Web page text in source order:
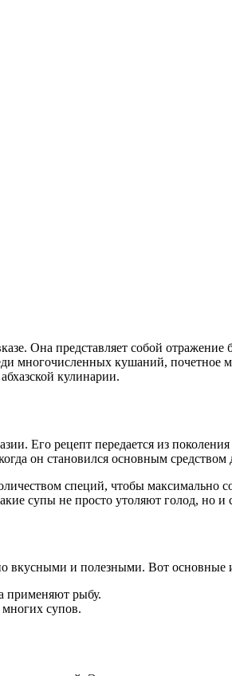
Она представляет собой отражение
многочисленных кушаний, почетное
кулинарии.
Его рецепт передается из
он становился основным средством
специй, чтобы максимально
супы не просто утоляют голод, но
вкусными и полезными. Вот
применяют рыбу.
многих супов.